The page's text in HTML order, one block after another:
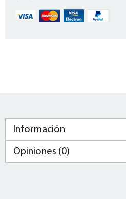
Información
Opiniones (0)